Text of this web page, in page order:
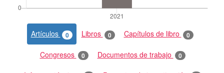
Artículos 0 Libros 0 Capítulos de libro 0
Congresos 0 Documentos de trabajo 0